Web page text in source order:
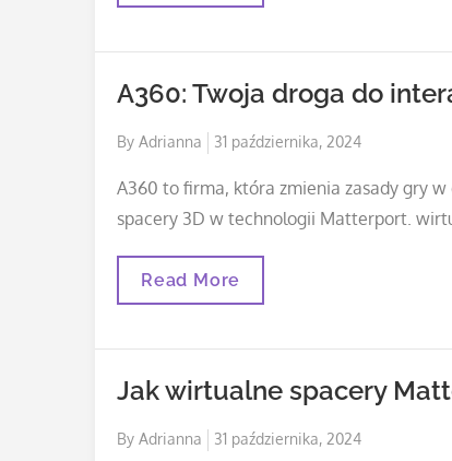
W
Serwisie?
A360: Twoja droga do
By Adrianna
Posted
31 października, 2024
A360 to firma, która zmienia zasady gry
spacery 3D w technologii Matterport.
A360:
Interaktywnych
Klientów
Read More
Jak wirtualne spacery
By Adrianna
Posted
31 października, 2024